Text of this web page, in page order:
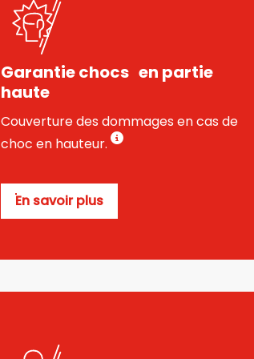
Garantie chocs en partie
haute
Couverture des dommages en cas de
choc en hauteur.
En savoir plus